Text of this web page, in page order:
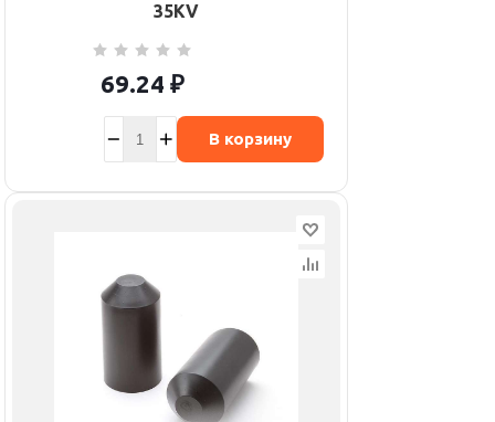
35KV
69.24 ₽
В корзину